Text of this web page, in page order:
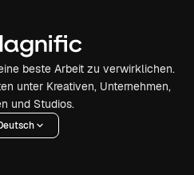
beste Arbeit zu verwirklichen.
unter Kreativen, Unternehmen,
und Studios.